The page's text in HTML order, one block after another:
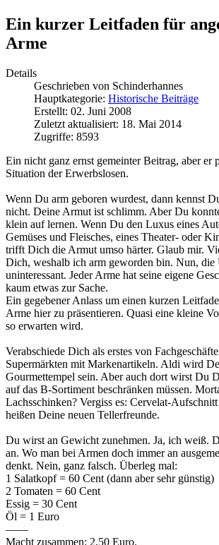
Ein kurzer Leitfaden für
Arme
Details
Geschrieben von Schinderhannes
Hauptkategorie: Historische Beiträge
Erstellt: 02. Juni 2008
Zuletzt aktualisiert: 18. Mai 2014
Zugriffe: 8593
Ein nicht ganz ernst gemeinter Beitrag, aber er
Situation der Erwerbslosen.
Wenn Du arm geboren wurdest, dann kennst
nicht. Deine Armut ist schlimm. Aber Du
klein auf lernen. Wenn Du den Luxus eines
Gemüses und Fleisches, eines Theater- oder
trifft Dich die Armut umso härter. Glaub mir.
Dich, weshalb ich arm geworden bin. Nun, die
uninteressant. Jeder Arme hat seine eigene
kaum etwas zur Sache.
Ein gegebener Anlass um einen kurzen
Arme hier zu präsentieren. Quasi eine kleine
so erwarten wird.
Verabschiede Dich als erstes von
Supermärkten mit Markenartikeln. Aldi wird
Gourmettempel sein. Aber auch dort wirst Du
auf das B-Sortiment beschränken müssen.
Lachsschinken? Vergiss es: Cervelat-
heißen Deine neuen Tellerfreunde.
Du wirst an Gewicht zunehmen. Ja, ich weiß.
an. Wo man bei Armen doch immer an
denkt. Nein, ganz falsch. Überleg mal:
1 Salatkopf = 60 Cent (dann aber sehr günstig)
2 Tomaten = 60 Cent
Essig = 30 Cent
Öl = 1 Euro
——
Macht zusammen: 2,50 Euro.